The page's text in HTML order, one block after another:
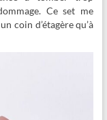
Ce set me
coin d’étagère qu’à